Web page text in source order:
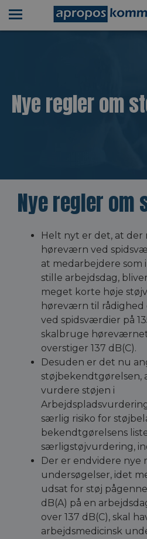
Nye regler om
Nye regler om
Helt nyt er det, at der
høreværn ved
at medarbejdere som
stille arbejdsdag,
meget korte høje
høreværn til rådighed
ved spidsværdier på
skalbruge
overstiger 137 dB(C).
Desuden er det nu
støjbekendtgørelsen,
vurdere støjen i
særlig risiko for
bekendtgørelsens
særligstøjvurdering,
Der er endvidere nye
undersøgelser, idet
udsat for støj
dB(A) på en
over 137 dB(C), skal
arbejdsmedicinsk